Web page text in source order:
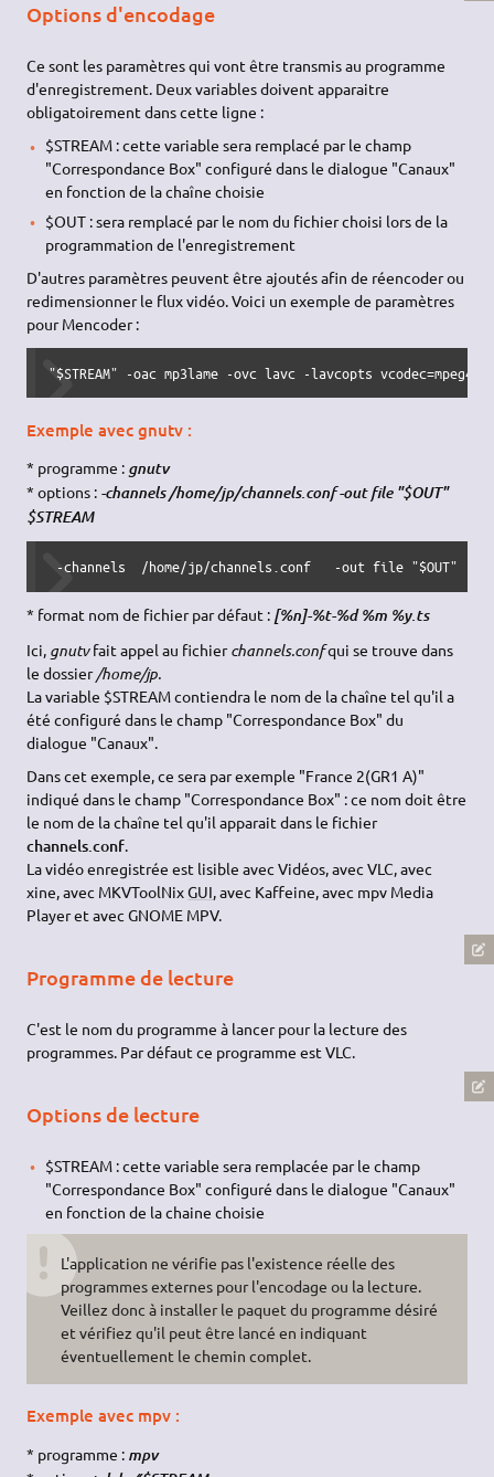
Options d'encodage
Ce sont les paramètres qui vont être transmis au programme
d'enregistrement. Deux variables doivent apparaitre
obligatoirement dans cette ligne :
$STREAM : cette variable sera remplacé par le champ
"Correspondance Box" configuré dans le dialogue "Canaux"
en fonction de la chaîne choisie
$OUT : sera remplacé par le nom du fichier choisi lors de la
programmation de l'enregistrement
D'autres paramètres peuvent être ajoutés afin de réencoder ou
redimensionner le flux vidéo. Voici un exemple de paramètres
pour Mencoder :
"$STREAM" -oac mp3lame -ovc lavc -lavcopts
Exemple avec gnutv :
* programme : gnutv
* options : -channels /home/jp/channels.conf -out file "$OUT"
$STREAM
-channels  /home/jp/channels.conf   -out file "$OUT"
* format nom de fichier par défaut : [%n]-%t-%d %m %y.ts
Ici, gnutvfait appel au fichierchannels.confqui se trouve dans
le dossier/home/jp.
La variable $STREAM contiendra le nom de la chaîne tel qu'il a
été configuré dans le champ "Correspondance Box" du
dialogue "Canaux".
Dans cet exemple, ce sera par exemple "France 2(GR1 A)"
indiqué dans le champ "Correspondance Box" : ce nom doit être
le nom de la chaîne tel qu'il apparait dans le fichier
channels.conf.
La vidéo enregistrée est lisible avec Vidéos, avec VLC, avec
xine, avec MKVToolNixGUI, avec Kaffeine, avec mpv Media
Player et avec GNOME MPV.
Programme de lecture
C'est le nom du programme à lancer pour la lecture des
programmes. Par défaut ce programme est VLC.
Options de lecture
$STREAM : cette variable sera remplacée par le champ
"Correspondance Box" configuré dans le dialogue "Canaux"
en fonction de la chaine choisie
L'application ne vérifie pas l'existence réelle des
programmes externes pour l'encodage ou la lecture.
Veillez donc à installer le paquet du programme désiré
et vérifiez qu'il peut être lancé en indiquant
éventuellement le chemin complet.
Exemple avec mpv :
* programme : mpv